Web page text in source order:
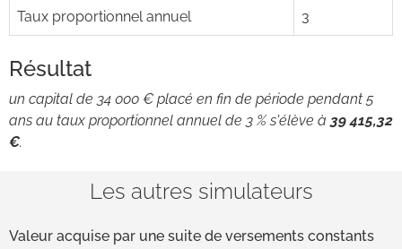
Taux proportionnel annuel 3
Résultat
un capital de 34 000 € placé en fin de période pendant 5
ans au taux proportionnel annuel de 3 % s'élève à 39 415,32
€.
Les autres simulateurs
Valeur acquise par une suite de versements constants